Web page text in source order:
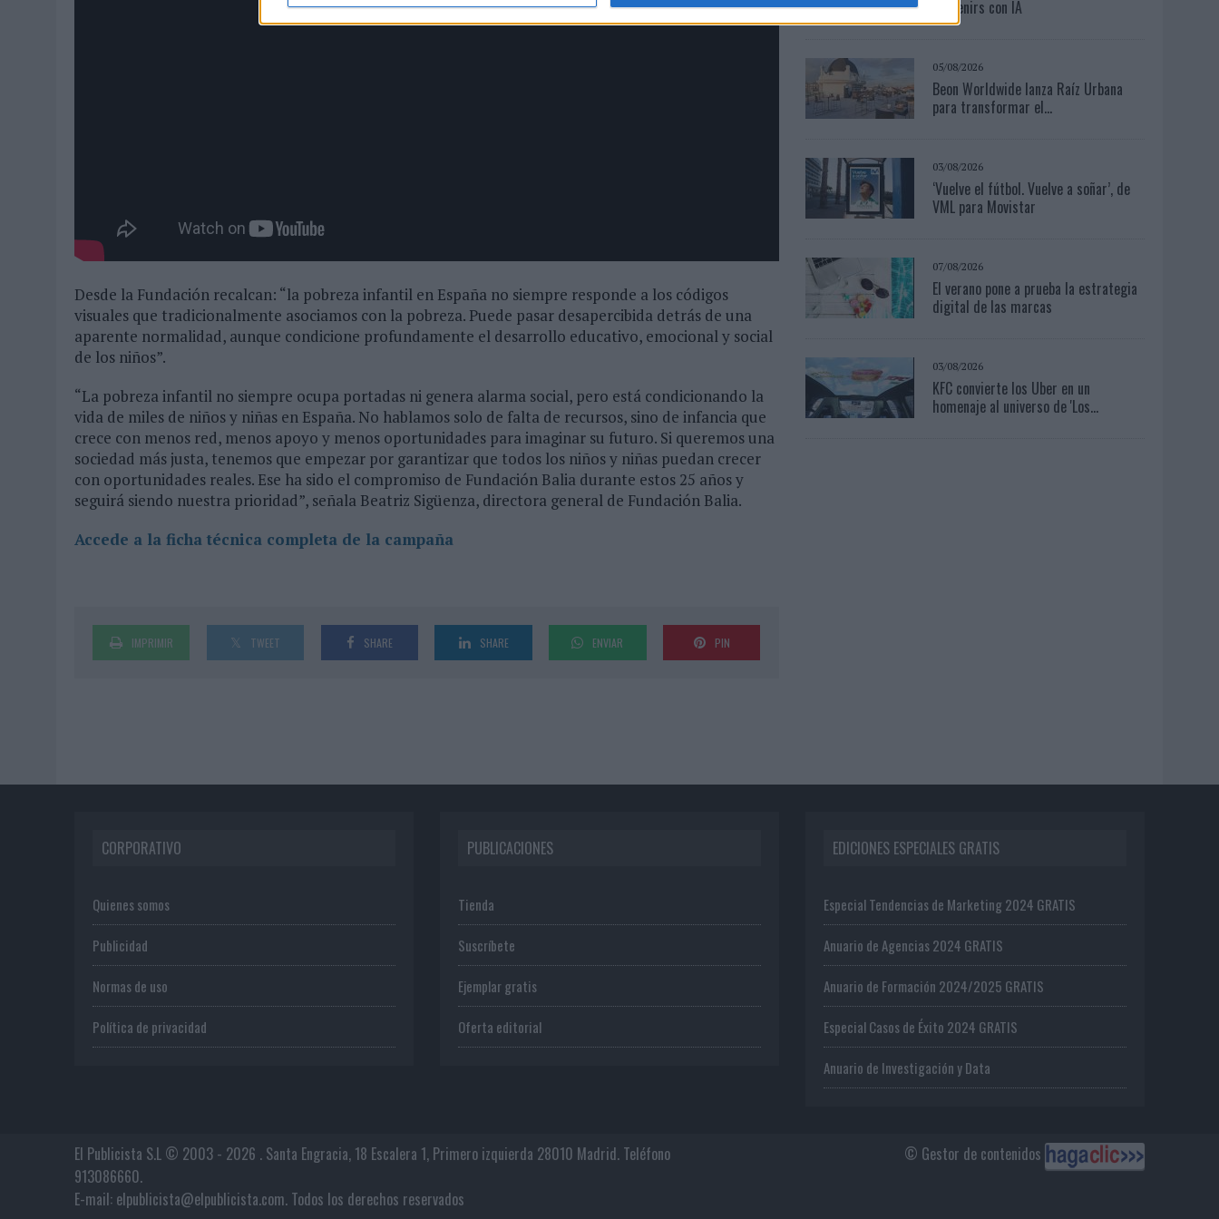
Desde la Fundación recalcan: “la pobreza infantil en España no siempre responde a los códigos
visuales que tradicionalmente asociamos con la pobreza. Puede pasar desapercibida detrás de una
aparente normalidad, aunque condicione profundamente el desarrollo educativo, emocional y social
de los niños”.
“La pobreza infantil no siempre ocupa portadas ni genera alarma social, pero está condicionando la
vida de miles de niños y niñas en España. No hablamos solo de falta de recursos, sino de infancia que
crece con menos red, menos apoyo y menos oportunidades para imaginar su futuro. Si queremos una
sociedad más justa, tenemos que empezar por garantizar que todos los niños y niñas puedan crecer
con oportunidades reales. Ese ha sido el compromiso de Fundación Balia durante estos 25 años y
seguirá siendo nuestra prioridad”, señala Beatriz Sigüenza, directora general de Fundación Balia.
Accede a la ficha técnica completa de la campaña
IMPRIMIR TWEET SHARE SHARE ENVIAR PIN
souvenirs con IA
05/08/2026
Beon Worldwide lanza Raíz Urbana
para transformar el...
03/08/2026
‘Vuelve el fútbol. Vuelve a soñar’, de
VML para Movistar
07/08/2026
El verano pone a prueba la estrategia
digital de las marcas
03/08/2026
KFC convierte los Uber en un
homenaje al universo de 'Los...
CORPORATIVO
Quienes somos
Publicidad
Normas de uso
Política de privacidad
PUBLICACIONES
Tienda
Suscríbete
Ejemplar gratis
Oferta editorial
EDICIONES ESPECIALES GRATIS
Especial Tendencias de Marketing 2024 GRATIS
Anuario de Agencias 2024 GRATIS
Anuario de Formación 2024/2025 GRATIS
Especial Casos de Éxito 2024 GRATIS
Anuario de Investigación y Data
© Gestor de contenidos
El Publicista S.L © 2003 - 2026 . Santa Engracia, 18 Escalera 1, Primero izquierda 28010 Madrid. Teléfono
913086660.
E-mail: elpublicista@elpublicista.com. Todos los derechos reservados